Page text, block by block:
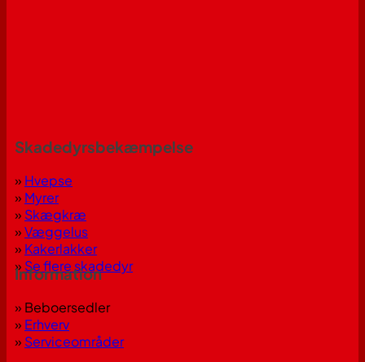
Skadedyrsbekæmpelse
» Hvepse
» Myrer
» Skægkræ
»Væggelus
» Kakerlakker
» Se flere skadedyr
Information
» Beboersedler
» Erhverv
» Serviceområder